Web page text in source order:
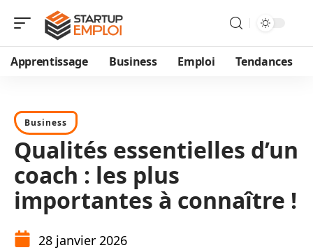
Apprentissage Business Emploi Tendances
Business
Qualités essentielles d’un
coach : les plus
importantes à connaître !
28 janvier 2026